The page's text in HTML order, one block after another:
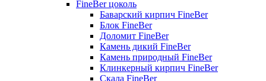
FineBer цоколь
Баварский кирпич FineBer
Блок FineBer
Доломит FineBer
Камень дикий FineBer
Камень природный FineBer
Клинкерный кирпич FineBer
Скала FineBer